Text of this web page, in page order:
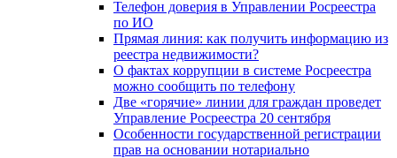
Телефон доверия в Управлении Росреестра
по ИО
Прямая линия: как получить информацию из
реестра недвижимости?
О фактах коррупции в системе Росреестра
можно сообщить по телефону
Две «горячие» линии для граждан проведет
Управление Росреестра 20 сентября
Особенности государственной регистрации
прав на основании нотариально